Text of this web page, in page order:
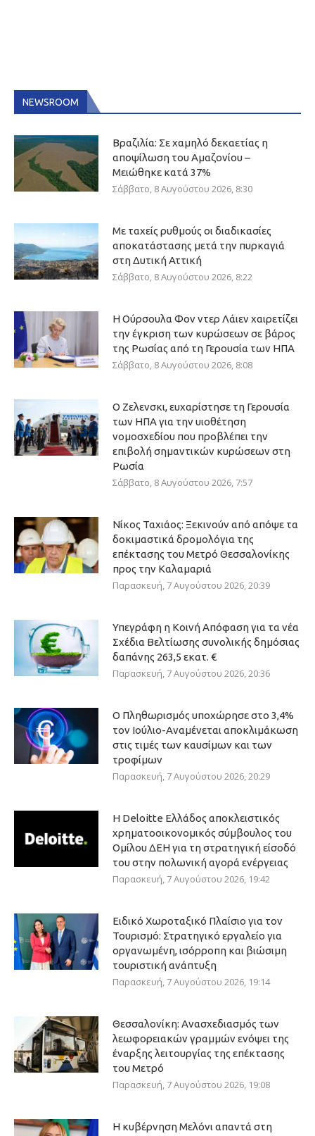
NEWSROOM
Βραζιλία: Σε χαμηλό δεκαετίας η
αποψίλωση του Αμαζονίου –
Μειώθηκε κατά 37%
Σάββατο, 8 Αυγούστου 2026, 8:30
Με ταχείς ρυθμούς οι διαδικασίες
αποκατάστασης μετά την πυρκαγιά
στη Δυτική Αττική
Σάββατο, 8 Αυγούστου 2026, 8:22
Η Ούρσουλα Φον ντερ Λάιεν χαιρετίζει
την έγκριση των κυρώσεων σε βάρος
της Ρωσίας από τη Γερουσία των ΗΠΑ
Σάββατο, 8 Αυγούστου 2026, 8:08
Ο Ζελενσκι, ευχαρίστησε τη Γερουσία
των ΗΠΑ για την υιοθέτηση
νομοσχεδίου που προβλέπει την
επιβολή σημαντικών κυρώσεων στη
Ρωσία
Σάββατο, 8 Αυγούστου 2026, 7:57
Νίκος Ταχιάος: Ξεκινούν από απόψε τα
δοκιμαστικά δρομολόγια της
επέκτασης του Μετρό Θεσσαλονίκης
προς την Καλαμαριά
Παρασκευή, 7 Αυγούστου 2026, 20:39
Υπεγράφη η Κοινή Απόφαση για τα νέα
Σχέδια Βελτίωσης συνολικής δημόσιας
δαπάνης 263,5 εκατ. €
Παρασκευή, 7 Αυγούστου 2026, 20:36
Ο Πληθωρισμός υποχώρησε στο 3,4%
τον Ιούλιο-Αναμένεται αποκλιμάκωση
στις τιμές των καυσίμων και των
τροφίμων
Παρασκευή, 7 Αυγούστου 2026, 20:29
Η Deloitte Ελλάδος αποκλειστικός
χρηματοοικονομικός σύμβουλος του
Ομίλου ΔΕΗ για τη στρατηγική είσοδό
του στην πολωνική αγορά ενέργειας
Παρασκευή, 7 Αυγούστου 2026, 19:42
Ειδικό Χωροταξικό Πλαίσιο για τον
Τουρισμό: Στρατηγικό εργαλείο για
οργανωμένη, ισόρροπη και βιώσιμη
τουριστική ανάπτυξη
Παρασκευή, 7 Αυγούστου 2026, 19:14
Θεσσαλονίκη: Ανασχεδιασμός των
λεωφορειακών γραμμών ενόψει της
έναρξης λειτουργίας της επέκτασης
του Μετρό
Παρασκευή, 7 Αυγούστου 2026, 19:08
Η κυβέρνηση Μελόνι απαντά στη